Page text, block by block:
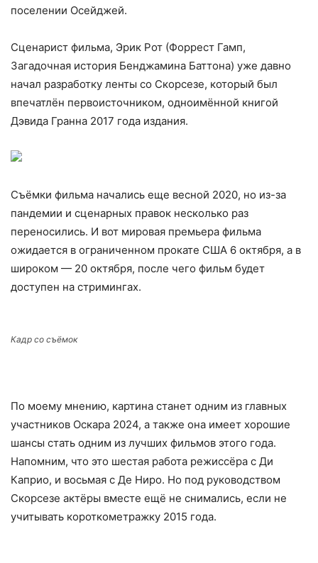
поселении Осейджей.
Сценарист фильма, Эрик Рот (Форрест Гамп,
Загадочная история Бенджамина Баттона) уже давно
начал разработку ленты со Скорсезе, который был
впечатлён первоисточником, одноимённой книгой
Дэвида Гранна 2017 года издания.
Съёмки фильма начались еще весной 2020, но из-за
пандемии и сценарных правок несколько раз
переносились. И вот мировая премьера фильма
ожидается в ограниченном прокате США 6 октября, а в
широком — 20 октября, после чего фильм будет
доступен на стримингах.
Кадр со съёмок
По моему мнению, картина станет одним из главных
участников Оскара 2024, а также она имеет хорошие
шансы стать одним из лучших фильмов этого года.
Напомним, что это шестая работа режиссёра с Ди
Каприо, и восьмая с Де Ниро. Но под руководством
Скорсезе актёры вместе ещё не снимались, если не
учитывать короткометражку 2015 года.